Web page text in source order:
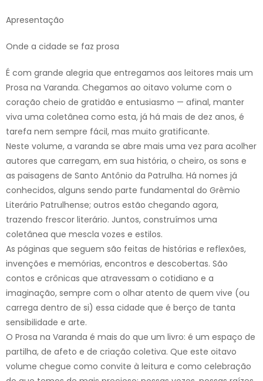
Apresentação
Onde a cidade se faz prosa
É com grande alegria que entregamos aos leitores mais um
Prosa na Varanda. Chegamos ao oitavo volume com o
coração cheio de gratidão e entusiasmo — afinal, manter
viva uma coletânea como esta, já há mais de dez anos, é
tarefa nem sempre fácil, mas muito gratificante.
Neste volume, a varanda se abre mais uma vez para acolher
autores que carregam, em sua história, o cheiro, os sons e
as paisagens de Santo Antônio da Patrulha. Há nomes já
conhecidos, alguns sendo parte fundamental do Grêmio
Literário Patrulhense; outros estão chegando agora,
trazendo frescor literário. Juntos, construímos uma
coletânea que mescla vozes e estilos.
As páginas que seguem são feitas de histórias e reflexões,
invenções e memórias, encontros e descobertas. São
contos e crônicas que atravessam o cotidiano e a
imaginação, sempre com o olhar atento de quem vive (ou
carrega dentro de si) essa cidade que é berço de tanta
sensibilidade e arte.
O Prosa na Varanda é mais do que um livro: é um espaço de
partilha, de afeto e de criação coletiva. Que este oitavo
volume chegue como convite à leitura e como celebração